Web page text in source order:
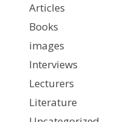
Articles
Books
images
Interviews
Lecturers
Literature